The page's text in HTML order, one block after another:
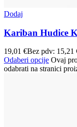
Dodaj
Kariban Hudice
19,01 €Bez pdv: 15,21
Odaberi opcije Ovaj
odabrati na stranici